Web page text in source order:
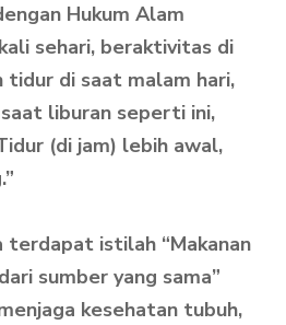
Hukum Alam
sehari, beraktivitas di
tidur di saat malam hari,
liburan seperti ini,
(di jam) lebih awal,
terdapat istilah “Makanan
sumber yang sama”
kesehatan tubuh,